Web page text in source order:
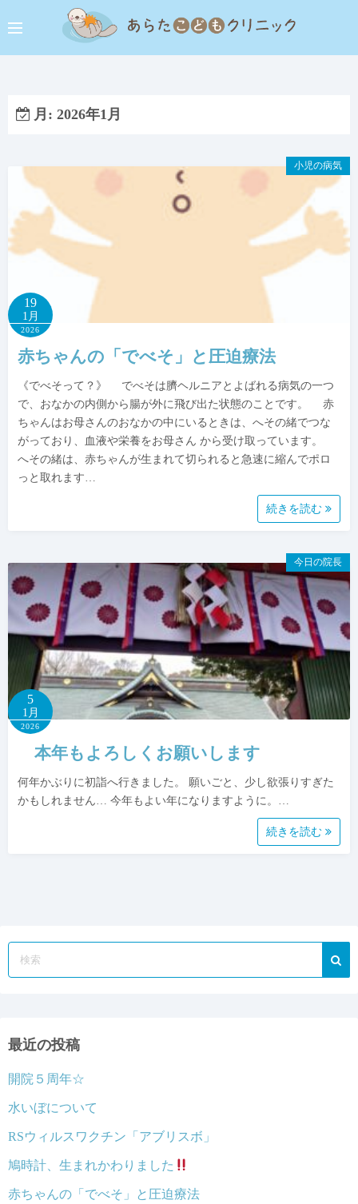
ン
月: 2026年1月
小児の病気
19
1月
2026
赤ちゃんの「でべそ」と圧迫療法
《でべそって？》 でべそは臍ヘルニアとよばれる病気の一つ
で、おなかの内側から腸が外に飛び出た状態のことです。 赤
ちゃんはお母さんのおなかの中にいるときは、へその緒でつな
がっており、血液や栄養をお母さん から受け取っています。
へその緒は、赤ちゃんが生まれて切られると急速に縮んでポロ
っと取れます…
続きを読む
今日の院長
5
1月
2026
本年もよろしくお願いします
何年かぶりに初詣へ行きました。 願いごと、少し欲張りすぎた
かもしれません… 今年もよい年になりますように。…
続きを読む
最近の投稿
開院５周年☆
水いぼについて
RSウィルスワクチン「アブリスボ」
鳩時計、生まれかわりました
赤ちゃんの「でべそ」と圧迫療法